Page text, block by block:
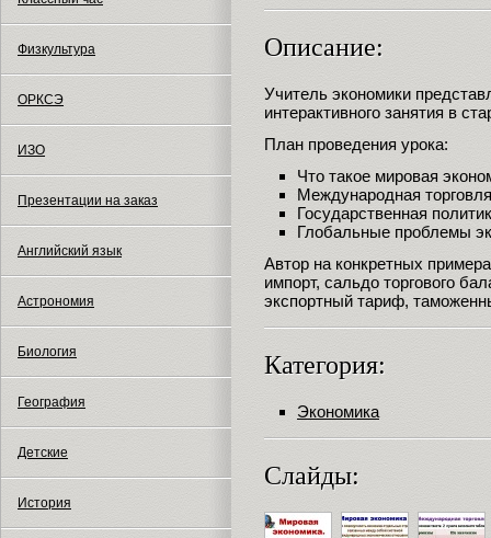
Физкультура
ОРКСЭ
ИЗО
Презентации на заказ
Английский язык
Астрономия
Биология
География
Детские
История
Описание:
Учитель экономики
интерактивного занятия в
План проведения урока:
Что такое мировая
Международная
Государственная
Глобальные проблемы
Автор на конкретных
импорт, сальдо торгового
экспортный тариф,
Категория:
Экономика
Слайды: